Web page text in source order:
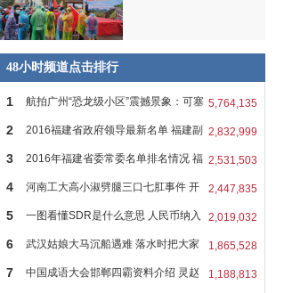
48小时频道点击排行
5,764,135
1 航拍广州“恐龙级小区”震撼景象：可塞
2,832,999
2 2016福建省政府领导最新名单 福建副
省 2,531,503
3 2016年福建省委常委名单排名情况 福
建 2,447,835
4 河南工大高小淑劈腿三口七肛事件 开
房 2,019,032
5 一图看懂SDR是什么意思 人民币纳入
SDR 1,865,528
6 武汉姑娘大马沉船遇难 落水时把大家
的 1,188,813
7 中国成语大会邯郸四霸资料介绍 灵赵